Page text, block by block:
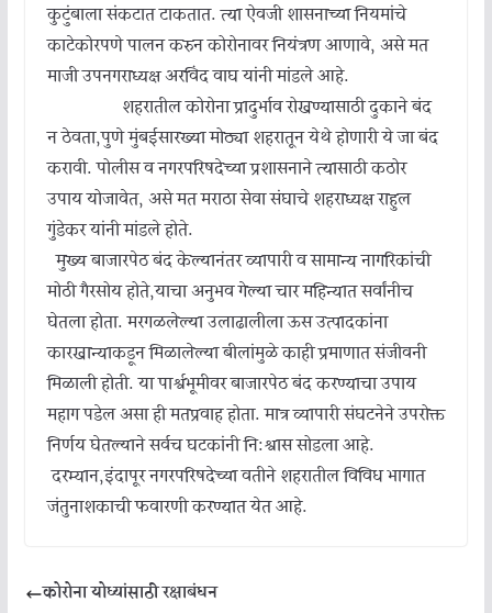
कुटुंबाला संकटात टाकतात. त्या ऐवजी शासनाच्या नियमांचे
काटेकोरपणे पालन करुन कोरोनावर नियंत्रण आणावे, असे मत
माजी उपनगराध्यक्ष अरविंद वाघ यांनी मांडले आहे.
शहरातील कोरोना प्रादुर्भाव रोखण्यासाठी दुकाने बंद
न ठेवता,पुणे मुंबईसारख्या मोठ्या शहरातून येथे होणारी ये जा बंद
करावी. पोलीस व नगरपरिषदेच्या प्रशासनाने त्यासाठी कठोर
उपाय योजावेत, असे मत मराठा सेवा संघाचे शहराध्यक्ष राहुल
गुंडेकर यांनी मांडले होते.
मुख्य बाजारपेठ बंद केल्यानंतर व्यापारी व सामान्य नागरिकांची
मोठी गैरसोय होते,याचा अनुभव गेल्या चार महिन्यात सर्वांनीच
घेतला होता. मरगळलेल्या उलाढालीला ऊस उत्पादकांना
कारखान्याकडून मिळालेल्या बीलांमुळे काही प्रमाणात संजीवनी
मिळाली होती. या पार्श्वभूमीवर बाजारपेठ बंद करण्याचा उपाय
महाग पडेल असा ही मतप्रवाह होता. मात्र व्यापारी संघटनेने उपरोक्त
निर्णय घेतल्याने सर्वच घटकांनी नि:श्वास सोडला आहे.
दरम्यान,इंदापूर नगरपरिषदेच्या वतीने शहरातील विविध भागात
जंतुनाशकाची फवारणी करण्यात येत आहे.
कोरोना योध्यांसाठी रक्षाबंधन